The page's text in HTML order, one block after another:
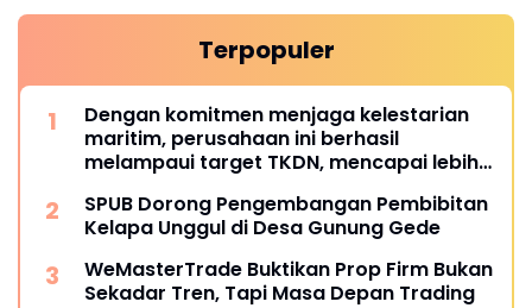
Terpopuler
Dengan komitmen menjaga kelestarian
maritim, perusahaan ini berhasil
melampaui target TKDN, mencapai lebih
SPUB Dorong Pengembangan Pembibitan
Kelapa Unggul di Desa Gunung Gede
WeMasterTrade Buktikan Prop Firm Bukan
Sekadar Tren, Tapi Masa Depan Trading